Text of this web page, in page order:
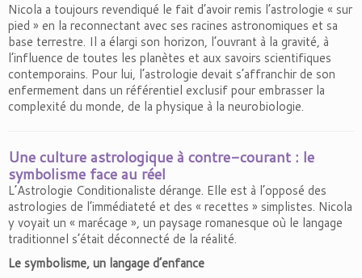
Nicola a toujours revendiqué le fait d’avoir remis l’astrologie « sur
pied » en la reconnectant avec ses racines astronomiques et sa
base terrestre. Il a élargi son horizon, l’ouvrant à la gravité, à
l’influence de toutes les planètes et aux savoirs scientifiques
contemporains. Pour lui, l’astrologie devait s’affranchir de son
enfermement dans un référentiel exclusif pour embrasser la
complexité du monde, de la physique à la neurobiologie.
Une culture astrologique à contre-courant : le
symbolisme face au réel
L’Astrologie Conditionaliste dérange. Elle est à l’opposé des
astrologies de l’immédiateté et des « recettes » simplistes. Nicola
y voyait un « marécage », un paysage romanesque où le langage
traditionnel s’était déconnecté de la réalité.
Le symbolisme, un langage d’enfance